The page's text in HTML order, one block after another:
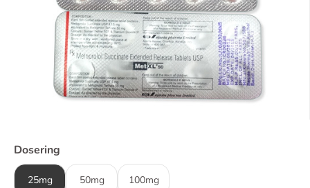
Dosering
25mg 50mg 100mg